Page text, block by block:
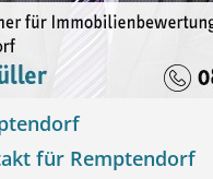
für Remptendorf